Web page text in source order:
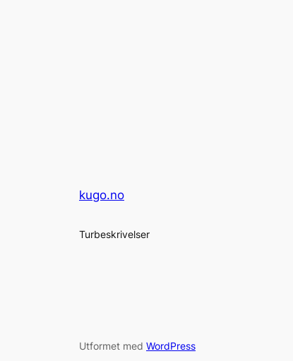
kugo.no
Turbeskrivelser
Utformet med WordPress